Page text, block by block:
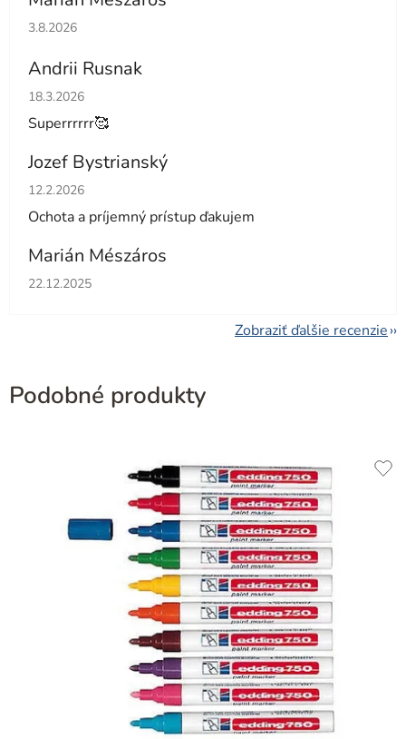
Hodnotenie obchodu je 5 z 5 hviezdičiek.
3.8.2026
Andrii Rusnak
Hodnotenie obchodu je 5 z 5 hviezdičiek.
18.3.2026
Superrrrrr🥰
Jozef Bystrianský
Hodnotenie obchodu je 5 z 5 hviezdičiek.
12.2.2026
Ochota a príjemný prístup ďakujem
Marián Mészáros
Hodnotenie obchodu je 5 z 5 hviezdičiek.
22.12.2025
Zobraziť ďalšie recenzie
Podobné produkty